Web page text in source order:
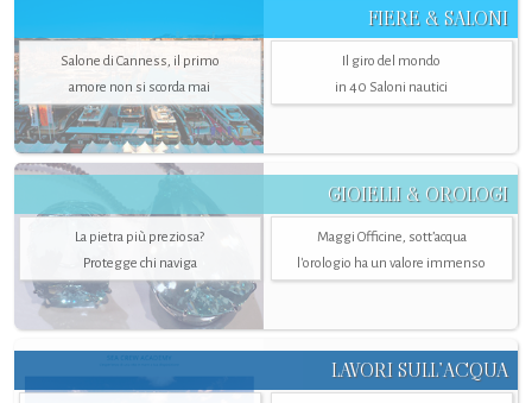
FIERE & SALONI
Salone di Canness, il primo
amore non si scorda mai
Il giro del mondo
in 40 Saloni nautici
GIOIELLI & OROLOGI
La pietra più preziosa?
Protegge chi naviga
Maggi Officine, sott’acqua
l'orologio ha un valore immenso
LAVORI SULL’ACQUA